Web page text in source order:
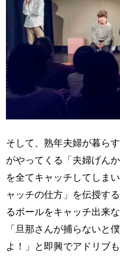
そして、熟年夫婦が暮ら
がやってくる「夫婦げん
を全てキャッチしてしま
ャッチの仕方」を伝授す
るボールをキャッチ出来
「旦那さんが捕らないと
よ！」と即興でアドリブ